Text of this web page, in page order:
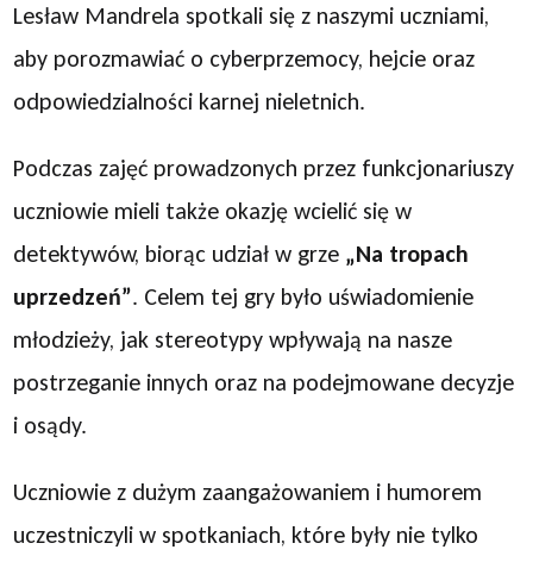
Lesław Mandrela spotkali się z naszymi uczniami,
aby porozmawiać o cyberprzemocy, hejcie oraz
odpowiedzialności karnej nieletnich.
Podczas zajęć prowadzonych przez funkcjonariuszy
uczniowie mieli także okazję wcielić się w
detektywów, biorąc udział w grze „Na tropach
uprzedzeń”. Celem tej gry było uświadomienie
młodzieży, jak stereotypy wpływają na nasze
postrzeganie innych oraz na podejmowane decyzje
i osądy.
Uczniowie z dużym zaangażowaniem i humorem
uczestniczyli w spotkaniach, które były nie tylko